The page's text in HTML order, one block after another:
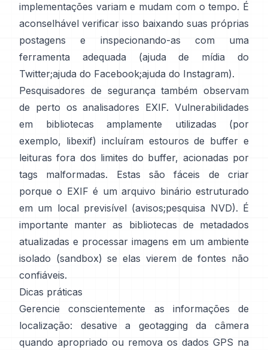
implementações variam e mudam com o tempo. É
aconselhável verificar isso baixando suas próprias
postagens e inspecionando-as com uma
ferramenta adequada (ajuda de mídia do
Twitter;ajuda do Facebook;ajuda do Instagram).
Pesquisadores de segurança também observam
de perto os analisadores EXIF. Vulnerabilidades
em bibliotecas amplamente utilizadas (por
exemplo, libexif) incluíram estouros de buffer e
leituras fora dos limites do buffer, acionadas por
tags malformadas. Estas são fáceis de criar
porque o EXIF é um arquivo binário estruturado
em um local previsível (avisos;pesquisa NVD). É
importante manter as bibliotecas de metadados
atualizadas e processar imagens em um ambiente
isolado (sandbox) se elas vierem de fontes não
confiáveis.
Dicas práticas
Gerencie conscientemente as informações de
localização: desative a geotagging da câmera
quando apropriado ou remova os dados GPS na